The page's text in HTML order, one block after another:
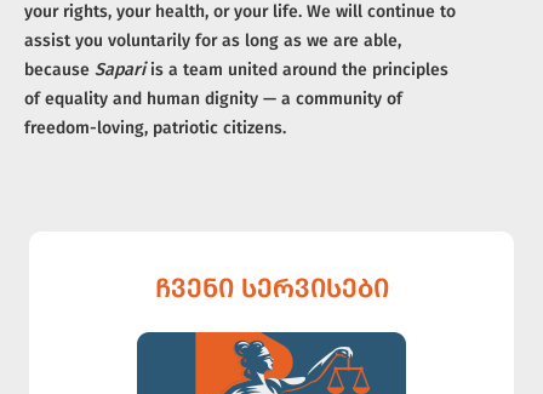
your rights, your health, or your life. We will continue to
assist you voluntarily for as long as we are able,
because Sapariis a team united around the principles
of equality and human dignity — a community of
freedom-loving, patriotic citizens.
ᲩᲕᲔᲜᲘ ᲡᲔᲠᲕᲘᲡᲔᲑᲘ